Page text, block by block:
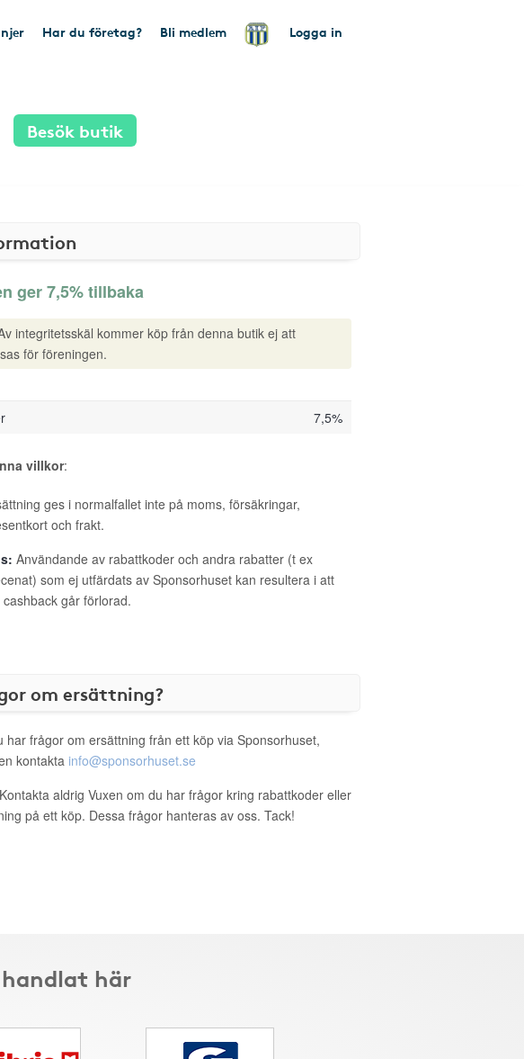
Har du företag? Bli medlem Logga in
Besök butik
ger 7,5% tillbaka
integritetsskäl kommer köp från denna butik ej att
för föreningen.
7,5%
villkor:
ges i normalfallet inte på moms, försäkringar,
och frakt.
Användande av rabattkoder och andra rabatter (t ex
som ej utfärdats av Sponsorhuset kan resultera i att
cashback går förlorad.
om ersättning?
har frågor om ersättning från ett köp via Sponsorhuset,
kontakta info@sponsorhuset.se
aldrig Vuxen om du har frågor kring rabattkoder eller
på ett köp. Dessa frågor hanteras av oss. Tack!
här